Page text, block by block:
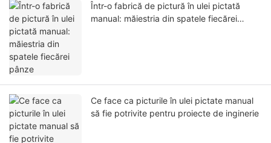
Într-o fabrică de pictură în ulei pictată
manual: măiestria din spatele fiecărei
Ce face ca picturile în ulei pictate manual
să fie potrivite pentru proiecte de inginerie